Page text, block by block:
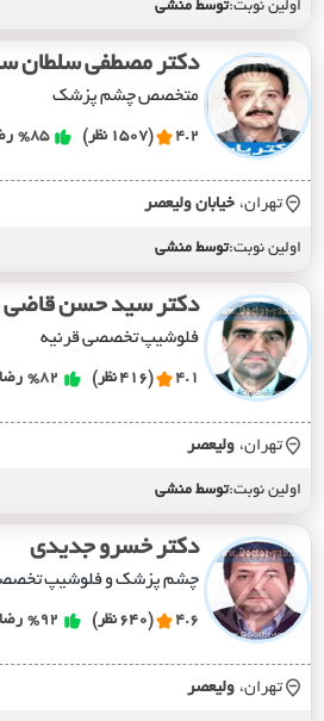
اولین نوبت:توسط منشی
دکتر مصطفی سلطان
متخصص چشم پزشک
4.2 (1507 نظر) %85
تهران، خيابان وليعصر
اولین نوبت:توسط منشی
دکتر سید حسن قاضی
فلوشیپ تخصصی قرنیه
4.1 (416 نظر) %82
تهران، وليعصر
اولین نوبت:توسط منشی
دکتر خسرو جدیدی
چشم پزشک و فلوشیپ
4.6 (640 نظر) %92
تهران، وليعصر